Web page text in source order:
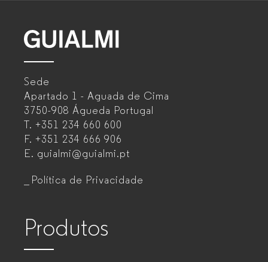
Sede
Apartado 1 - Aguada de Cima
3750-908 Águeda Portugal
T. +351 234 660 600
F. +351 234 666 906
E. guialmi@guialmi.pt
Política de Privacidade
Produtos